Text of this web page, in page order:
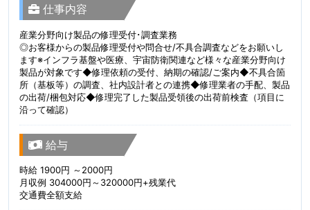
仕事内容
産業分野向け製品の修理受付･調査業務
◎お客様からの製品修理受付や問合せ/不具合調査などをお願いし
ます※インフラ基盤や医療、宇宙防衛関連など様々な産業分野向け
製品が対象です◆修理依頼の受付、納期の確認/ご案内◆不具合箇
所（基板等）の調査、社内設計者との連携◆修理業者の手配、製品
の出荷/梱包対応◆修理完了した製品受領後の出荷前検査（項目に
沿って確認）
給与
時給 1900円 ～2000円
月収例 304000円～320000円+残業代
交通費全額支給